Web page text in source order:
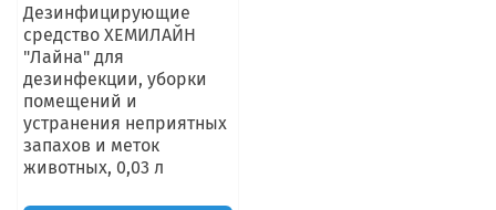
Дезинфицирующие
средство ХЕМИЛАЙН
"Лайна" для
дезинфекции, уборки
помещений и
устранения неприятных
запахов и меток
животных, 0,03 л